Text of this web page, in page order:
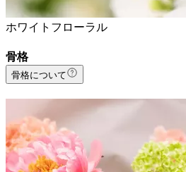
ホワイトフローラル
骨格
骨格について